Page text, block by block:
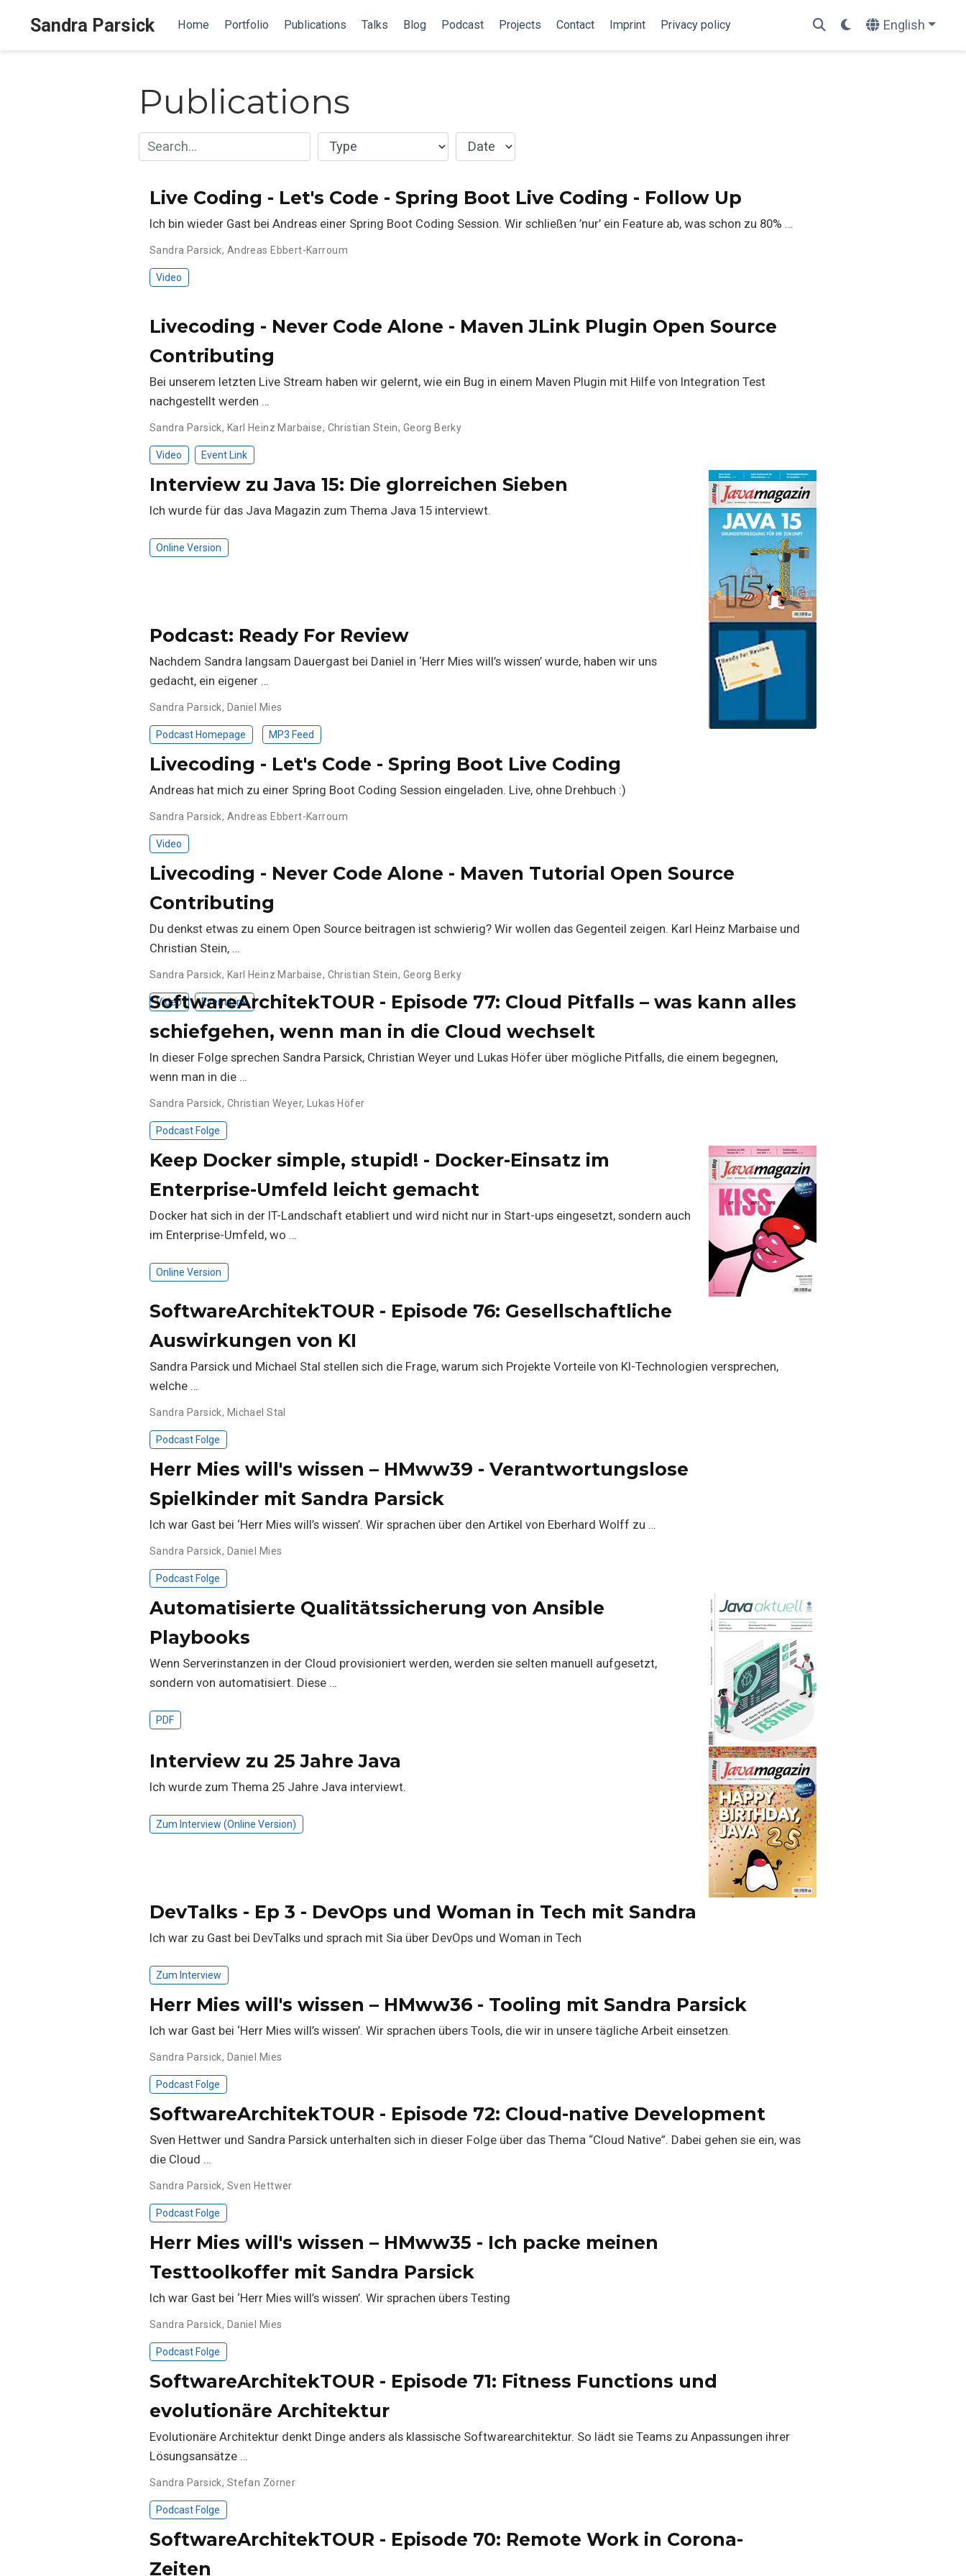
Sandra Parsick Home Portfolio Publications Talks Blog Podcast Projects Contact Imprint Privacy policy English
Publications
Live Coding - Let's Code - Spring Boot Live Coding - Follow Up
Ich bin wieder Gast bei Andreas einer Spring Boot Coding Session. Wir schließen ’nur’ ein Feature ab, was schon zu 80% …
Sandra Parsick, Andreas Ebbert-Karroum
Video
Livecoding - Never Code Alone - Maven JLink Plugin Open Source
Contributing
Bei unserem letzten Live Stream haben wir gelernt, wie ein Bug in einem Maven Plugin mit Hilfe von Integration Test
nachgestellt werden …
Sandra Parsick, Karl Heinz Marbaise, Christian Stein, Georg Berky
Video Event Link
Interview zu Java 15: Die glorreichen Sieben
Ich wurde für das Java Magazin zum Thema Java 15 interviewt.
Online Version
Podcast: Ready For Review
Nachdem Sandra langsam Dauergast bei Daniel in ‘Herr Mies will’s wissen’ wurde, haben wir uns
gedacht, ein eigener …
Sandra Parsick, Daniel Mies
Podcast Homepage MP3 Feed
Livecoding - Let's Code - Spring Boot Live Coding
Andreas hat mich zu einer Spring Boot Coding Session eingeladen. Live, ohne Drehbuch :)
Sandra Parsick, Andreas Ebbert-Karroum
Video
Livecoding - Never Code Alone - Maven Tutorial Open Source
Contributing
Du denkst etwas zu einem Open Source beitragen ist schwierig? Wir wollen das Gegenteil zeigen. Karl Heinz Marbaise und
Christian Stein, …
Sandra Parsick, Karl Heinz Marbaise, Christian Stein, Georg Berky
Video Event Link
SoftwareArchitekTOUR - Episode 77: Cloud Pitfalls – was kann alles
schiefgehen, wenn man in die Cloud wechselt
In dieser Folge sprechen Sandra Parsick, Christian Weyer und Lukas Höfer über mögliche Pitfalls, die einem begegnen,
wenn man in die …
Sandra Parsick, Christian Weyer, Lukas Höfer
Podcast Folge
Keep Docker simple, stupid! - Docker-Einsatz im
Enterprise-Umfeld leicht gemacht
Docker hat sich in der IT-Landschaft etabliert und wird nicht nur in Start-ups eingesetzt, sondern auch
im Enterprise-Umfeld, wo …
Online Version
SoftwareArchitekTOUR - Episode 76: Gesellschaftliche
Auswirkungen von KI
Sandra Parsick und Michael Stal stellen sich die Frage, warum sich Projekte Vorteile von KI-Technologien versprechen,
welche …
Sandra Parsick, Michael Stal
Podcast Folge
Herr Mies will's wissen – HMww39 - Verantwortungslose
Spielkinder mit Sandra Parsick
Ich war Gast bei ‘Herr Mies will’s wissen’. Wir sprachen über den Artikel von Eberhard Wolff zu …
Sandra Parsick, Daniel Mies
Podcast Folge
Automatisierte Qualitätssicherung von Ansible
Playbooks
Wenn Serverinstanzen in der Cloud provisioniert werden, werden sie selten manuell aufgesetzt,
sondern von automatisiert. Diese …
PDF
Interview zu 25 Jahre Java
Ich wurde zum Thema 25 Jahre Java interviewt.
Zum Interview (Online Version)
DevTalks - Ep 3 - DevOps und Woman in Tech mit Sandra
Ich war zu Gast bei DevTalks und sprach mit Sia über DevOps und Woman in Tech
Zum Interview
Herr Mies will's wissen – HMww36 - Tooling mit Sandra Parsick
Ich war Gast bei ‘Herr Mies will’s wissen’. Wir sprachen übers Tools, die wir in unsere tägliche Arbeit einsetzen.
Sandra Parsick, Daniel Mies
Podcast Folge
SoftwareArchitekTOUR - Episode 72: Cloud-native Development
Sven Hettwer und Sandra Parsick unterhalten sich in dieser Folge über das Thema “Cloud Native”. Dabei gehen sie ein, was
die Cloud …
Sandra Parsick, Sven Hettwer
Podcast Folge
Herr Mies will's wissen – HMww35 - Ich packe meinen
Testtoolkoffer mit Sandra Parsick
Ich war Gast bei ‘Herr Mies will’s wissen’. Wir sprachen übers Testing
Sandra Parsick, Daniel Mies
Podcast Folge
SoftwareArchitekTOUR - Episode 71: Fitness Functions und
evolutionäre Architektur
Evolutionäre Architektur denkt Dinge anders als klassische Softwarearchitektur. So lädt sie Teams zu Anpassungen ihrer
Lösungsansätze …
Sandra Parsick, Stefan Zörner
Podcast Folge
SoftwareArchitekTOUR - Episode 70: Remote Work in Corona-
Zeiten